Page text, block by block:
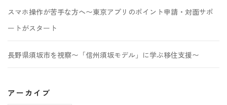
スマホ操作が苦手な方へ〜東京アプリのポイント申請・対面サポ
ートがスタート
長野県須坂市を視察〜「信州須坂モデル」に学ぶ移住支援〜
アーカイブ